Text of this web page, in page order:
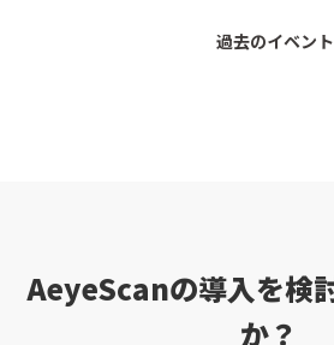
過去のイベン
AeyeScanの導入を検
か？